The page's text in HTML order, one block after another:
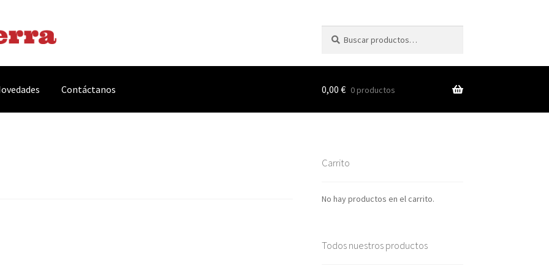
por:
Contáctanos 0,00 € 0 productos
Carrito
No hay productos en el carrito.
Todos nuestros productos